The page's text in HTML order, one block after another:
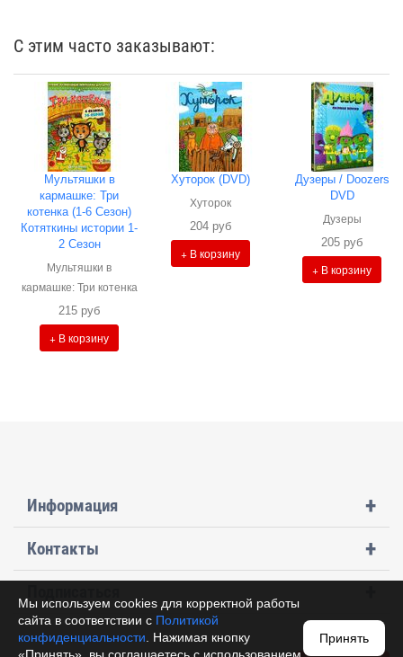
С этим часто заказывают:
Мультяшки в
кармашке: Три
котенка (1-6 Сезон)
Котяткины истории 1-
2 Сезон
Мультяшки в
кармашке: Три котенка
215 руб
+ В корзину
Хуторок (DVD)
Хуторок
204 руб
+ В корзину
Дузеры / Doozers
DVD
Дузеры
205 руб
+ В корзину
Информация +
Контакты +
Мы используем cookies для корректной работы
сайта в соответствии с Политикой
конфиденциальности . Нажимая кнопку
Принять